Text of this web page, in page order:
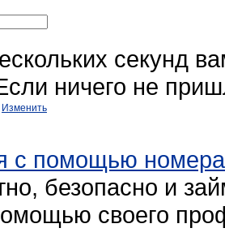
секунд
ничего не
Изменить
с помощью
безопасно и
своего